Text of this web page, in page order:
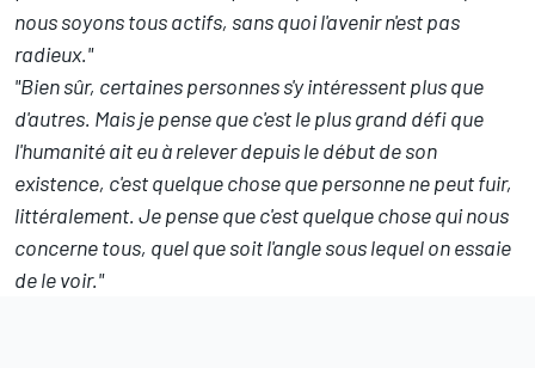
nous soyons tous actifs, sans quoi l'avenir n'est pas
radieux."
"Bien sûr, certaines personnes s'y intéressent plus que
d'autres. Mais je pense que c'est le plus grand défi que
l'humanité ait eu à relever depuis le début de son
existence, c'est quelque chose que personne ne peut fuir,
littéralement. Je pense que c'est quelque chose qui nous
concerne tous, quel que soit l'angle sous lequel on essaie
de le voir."